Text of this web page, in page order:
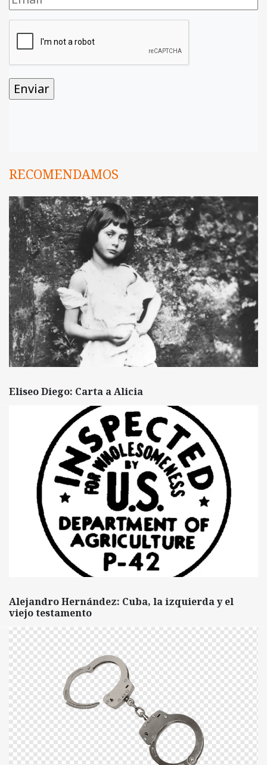
RECOMENDAMOS
Eliseo Diego: Carta a Alicia
Alejandro Hernández: Cuba, la izquierda y el
viejo testamento